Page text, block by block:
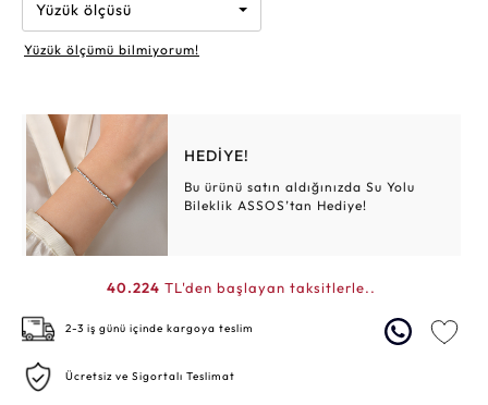
Yüzük ölçüsü
Yüzük ölçümü bilmiyorum!
HEDİYE!
Bu ürünü satın aldığınızda Su Yolu
Bileklik ASSOS’tan Hediye!
40.224 TL'den başlayan taksitlerle..
2-3 iş günü içinde kargoya teslim
Ücretsiz ve Sigortalı Teslimat